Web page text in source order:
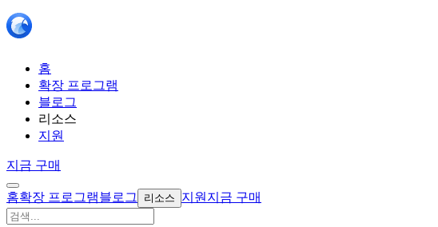
홈
확장 프로그램
블로그
리소스
지원
지금 구매
홈확장 프로그램블로그 리소스 지원 지금 구매